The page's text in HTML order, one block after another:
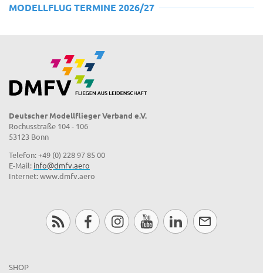
MODELLFLUG TERMINE 2026/27
Deutscher Modellflieger Verband e.V.
Rochusstraße 104 - 106
53123 Bonn
Telefon: +49 (0) 228 97 85 00
E-Mail: info@dmfv.aero
Internet: www.dmfv.aero
SHOP